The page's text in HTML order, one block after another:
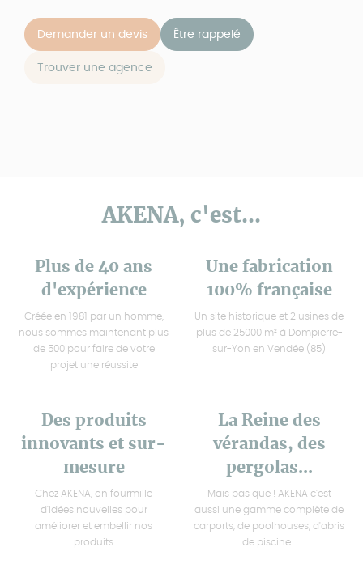
Demander un devis Être rappelé
Trouver une agence
AKENA, c'est...
Plus de 40 ans
d'expérience
Créée en 1981 par un homme,
nous sommes maintenant plus
de 500 pour faire de votre
projet une réussite
Une fabrication
100% française
Un site historique et 2 usines de
plus de 25000 m² à Dompierre-
sur-Yon en Vendée (85)
Des produits
innovants et sur-
mesure
Chez AKENA, on fourmille
d'idées nouvelles pour
améliorer et embellir nos
produits
La Reine des
vérandas, des
pergolas...
Mais pas que ! AKENA c'est
aussi une gamme complète de
carports, de poolhouses, d'abris
de piscine...